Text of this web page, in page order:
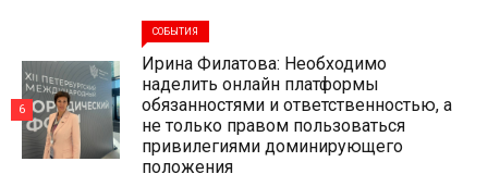
СОБЫТИЯ
Ирина Филатова: Необходимо
наделить онлайн платформы
обязанностями и ответственностью, а
не только правом пользоваться
привилегиями доминирующего
положения
6